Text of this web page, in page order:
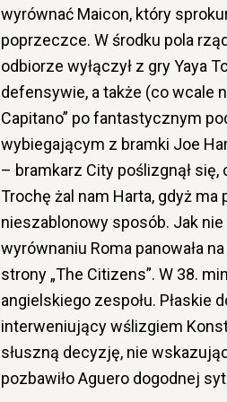
wyrównać Maicon, który
poprzeczce. W środku pola
odbiorze wyłączył z gry Yaya
defensywie, a także (co wcale
Capitano” po fantastycznym
wybiegającym z bramki Joe
– bramkarz City poślizgnął
Trochę żal nam Harta, gdyż
nieszablonowy sposób. Jak nie
wyrównaniu Roma panowała
strony „The Citizens”. W 38.
angielskiego zespołu. Płaskie
interweniujący wślizgiem
słuszną decyzję, nie
pozbawiło Aguero dogodnej